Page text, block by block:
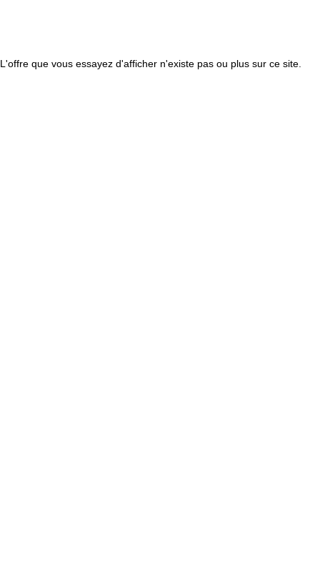
L'offre que vous essayez d'afficher n'existe pas ou plus sur ce site.